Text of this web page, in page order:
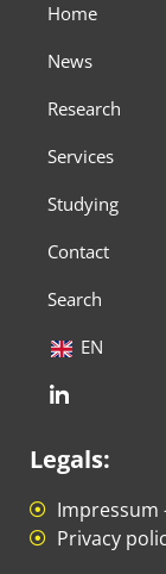
Home
News
Research
Services
Studying
Contact
Search
EN
Legals:
Impressum
Privacy